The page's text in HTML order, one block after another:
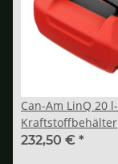
Can-Am LinQ 20 l-
Kraftstoffbehälter
232,50 € *